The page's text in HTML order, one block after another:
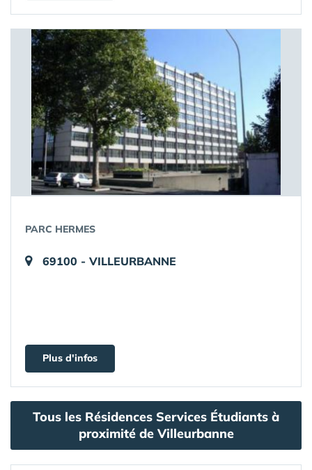
PARC HERMES
69100 - VILLEURBANNE
Plus d'infos
Tous les Résidences Services Étudiants à
proximité de Villeurbanne